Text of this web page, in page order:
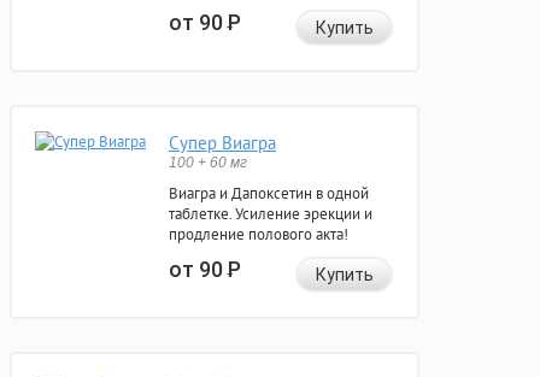
от 90Р Купить
Супер Виагра
100 + 60 мг
Виагра и Дапоксетин в одной
таблетке. Усиление эрекции и
продление полового акта!
от 90Р Купить